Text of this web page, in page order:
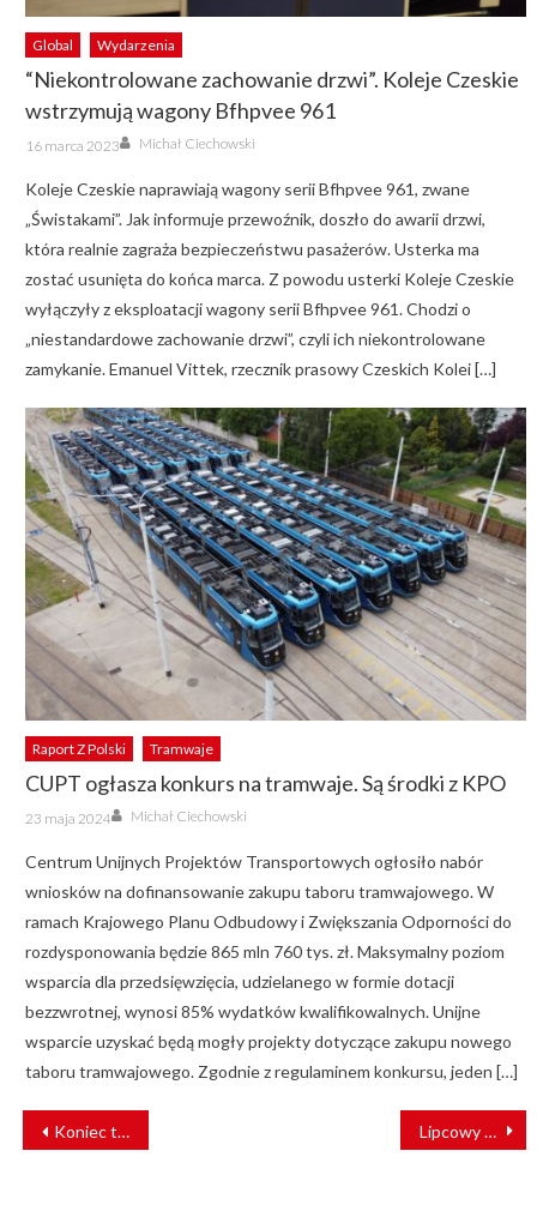
Global Wydarzenia
“Niekontrolowane zachowanie drzwi”. Koleje Czeskie
wstrzymują wagony Bfhpvee 961
Posted
on
16 marca 2023 Author
Michał Ciechowski
Koleje Czeskie naprawiają wagony serii Bfhpvee 961, zwane
„Świstakami”. Jak informuje przewoźnik, doszło do awarii drzwi,
która realnie zagraża bezpieczeństwu pasażerów. Usterka ma
zostać usunięta do końca marca. Z powodu usterki Koleje Czeskie
wyłączyły z eksploatacji wagony serii Bfhpvee 961. Chodzi o
„niestandardowe zachowanie drzwi”, czyli ich niekontrolowane
zamykanie. Emanuel Vittek, rzecznik prasowy Czeskich Kolei […]
Raport Z Polski Tramwaje
CUPT ogłasza konkurs na tramwaje. Są środki z KPO
Posted
on
23 maja 2024 Author
Michał Ciechowski
Centrum Unijnych Projektów Transportowych ogłosiło nabór
wniosków na dofinansowanie zakupu taboru tramwajowego. W
ramach Krajowego Planu Odbudowy i Zwiększania Odporności do
rozdysponowania będzie 865 mln 760 tys. zł. Maksymalny poziom
wsparcia dla przedsięwzięcia, udzielanego w formie dotacji
bezzwrotnej, wynosi 85% wydatków kwalifikowalnych. Unijne
wsparcie uzyskać będą mogły projekty dotyczące zakupu nowego
taboru tramwajowego. Zgodnie z regulaminem konkursu, jeden […]
NAWIGACJA
WPISU
Koniec terminala intermodalnego w Emilianowie? Lipcowy rekord – do pociągów wsiadło 35 mln pasażerów